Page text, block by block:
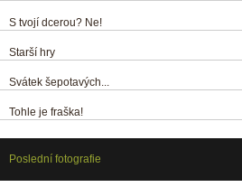
S tvojí dcerou? Ne!
Starší hry
Svátek šepotavých...
Tohle je fraška!
Poslední fotografie